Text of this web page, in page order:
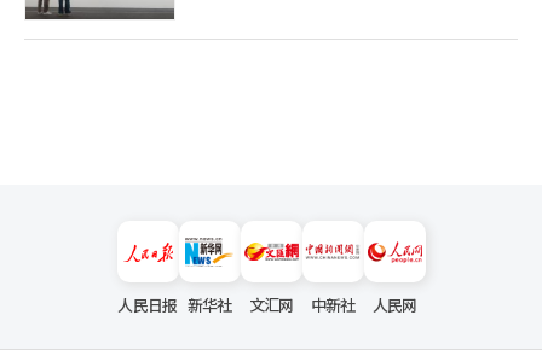
人民日报 新华社 文汇网 中新社 人民网